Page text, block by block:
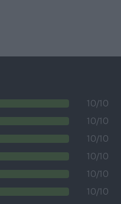
10/10
10/10
10/10
10/10
10/10
10/10